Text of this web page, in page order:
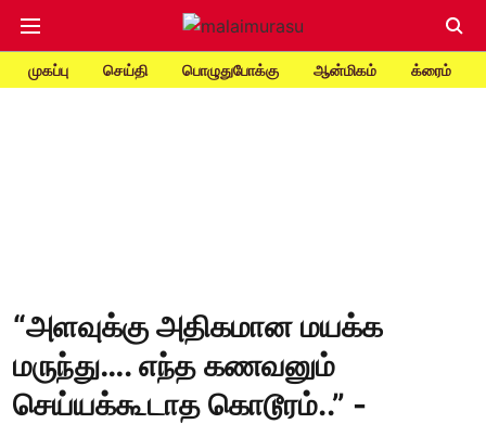
முகப்பு செய்தி பொழுதுபோக்கு ஆன்மிகம் க்ரைம்
“அளவுக்கு அதிகமான மயக்க
மருந்து…. எந்த கணவனும்
செய்யக்கூடாத கொடூரம்..” -